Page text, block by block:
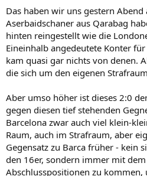
Das haben wir uns gestern
Aserbaidschaner aus Qarabag
hinten reingestellt wie die
Eineinhalb angedeutete Konter
kam quasi gar nichts von denen.
die sich um den eigenen
Aber umso höher ist dieses 2:0
gegen diesen tief stehenden
Barcelona zwar auch viel klein-
Raum, auch im Strafraum, aber
Gegensatz zu Barca früher - kein
den 16er, sondern immer mit
Abschlusspositionen zu